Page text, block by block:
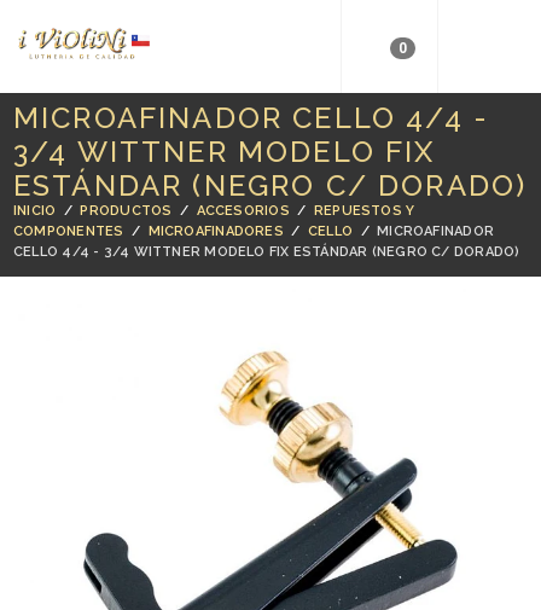
0
MICROAFINADOR CELLO 4/4 -
3/4 WITTNER MODELO FIX
ESTÁNDAR (NEGRO C/ DORADO)
INICIO /PRODUCTOS / ACCESORIOS / REPUESTOS Y
COMPONENTES
/ MICROAFINADORES / CELLO /MICROAFINADOR
CELLO 4/4 - 3/4 WITTNER MODELO FIX ESTÁNDAR (NEGRO C/ DORADO)